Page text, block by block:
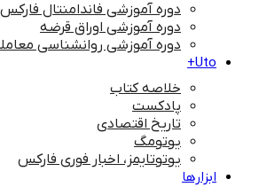
دوره آموزشی فاندامنتال
دوره آموزشی اوراق قرضه
دوره آموزشی روانشناسی
Uto+
خلاصه کتاب
پادکست
تاریخ اقتصادی
یوتومگ
یوتوتایمز، اخبار فوری فارکس
ابزارها